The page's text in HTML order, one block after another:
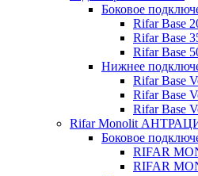
Боковое
Rifar Base
Rifar Base
Rifar Base
Нижнее
Rifar Base
Rifar Base
Rifar Base
Rifar Monolit
Боковое
RIFAR
RIFAR